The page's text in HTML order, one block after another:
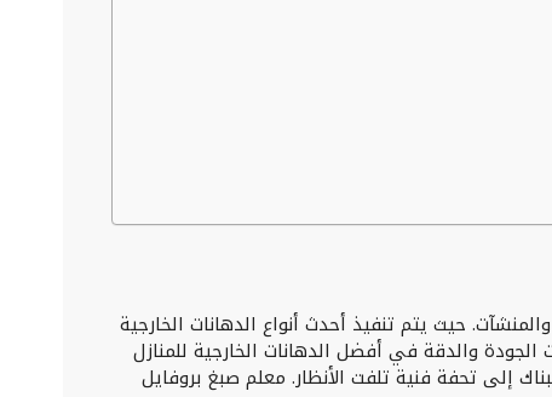
حيث يتم تنفيذ أحدث أنواع الدهانات الخارجية
والدقة في أفضل الدهانات الخارجية للمنازل
إلى تحفة فنية تلفت الأنظار. معلم صبغ بروفايل